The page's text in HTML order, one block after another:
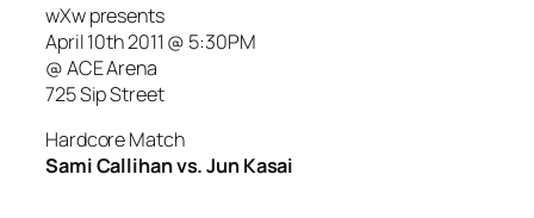
wXw presents
April 10th 2011 @ 5:30PM
@ ACE Arena
725 Sip Street
Hardcore Match
Sami Callihan vs. Jun Kasai